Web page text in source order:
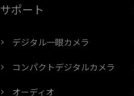
サポート
デジタル一眼カメラ
コンパクトデジタルカメラ
オーディオ